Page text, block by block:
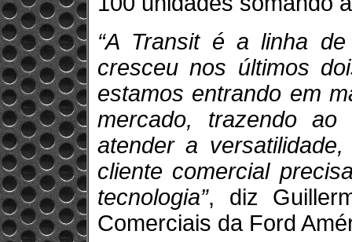
“A Transit é a linha
cresceu nos últimos
estamos entrando em
mercado, trazendo
atender a
cliente comercial
tecnologia”, diz
Comerciais da Ford